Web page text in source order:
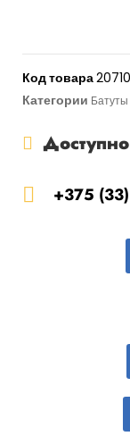
Код товара
Категории
+375